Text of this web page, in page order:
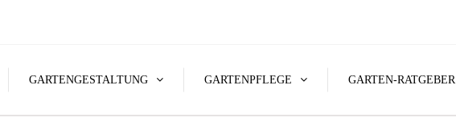
GARTENGESTALTUNG GARTENPFLEGE GARTEN-RATGEBER